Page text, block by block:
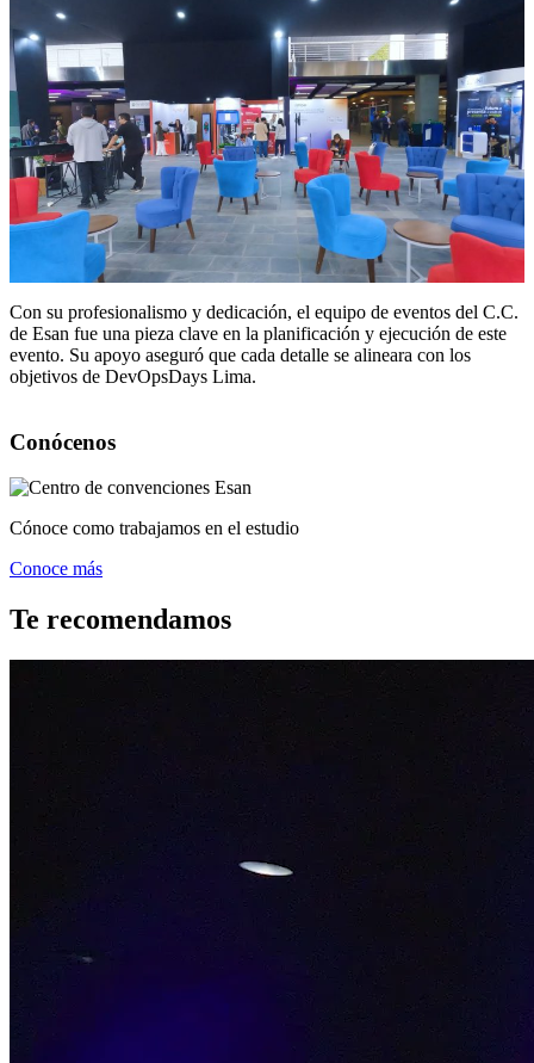
Con su profesionalismo y dedicación, el equipo de eventos del C.C.
de Esan fue una pieza clave en la planificación y ejecución de este
evento. Su apoyo aseguró que cada detalle se alineara con los
objetivos de DevOpsDays Lima.
Conócenos
Cónoce como trabajamos en el estudio
Conoce más
Te recomendamos